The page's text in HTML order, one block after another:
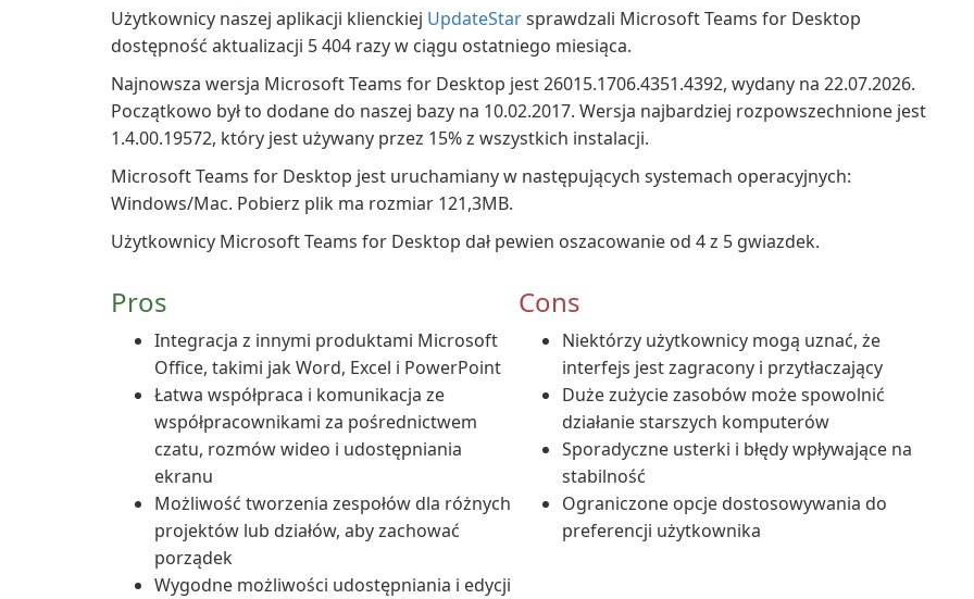
Użytkownicy naszej aplikacji klienckiej UpdateStarsprawdzali Microsoft Teams for Desktop
dostępność aktualizacji 5 404 razy w ciągu ostatniego miesiąca.
Najnowsza wersja Microsoft Teams for Desktop jest 26015.1706.4351.4392, wydany na 22.07.2026.
Początkowo był to dodane do naszej bazy na 10.02.2017. Wersja najbardziej rozpowszechnione jest
1.4.00.19572, który jest używany przez 15% z wszystkich instalacji.
Microsoft Teams for Desktop jest uruchamiany w następujących systemach operacyjnych:
Windows/Mac. Pobierz plik ma rozmiar 121,3MB.
Użytkownicy Microsoft Teams for Desktop dał pewien oszacowanie od 4 z 5 gwiazdek.
Pros
Integracja z innymi produktami Microsoft
Office, takimi jak Word, Excel i PowerPoint
Łatwa współpraca i komunikacja ze
współpracownikami za pośrednictwem
czatu, rozmów wideo i udostępniania
ekranu
Możliwość tworzenia zespołów dla różnych
projektów lub działów, aby zachować
porządek
Wygodne możliwości udostępniania i edycji
Cons
Niektórzy użytkownicy mogą uznać, że
interfejs jest zagracony i przytłaczający
Duże zużycie zasobów może spowolnić
działanie starszych komputerów
Sporadyczne usterki i błędy wpływające na
stabilność
Ograniczone opcje dostosowywania do
preferencji użytkownika